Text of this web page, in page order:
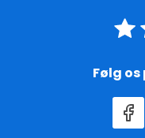
Følg